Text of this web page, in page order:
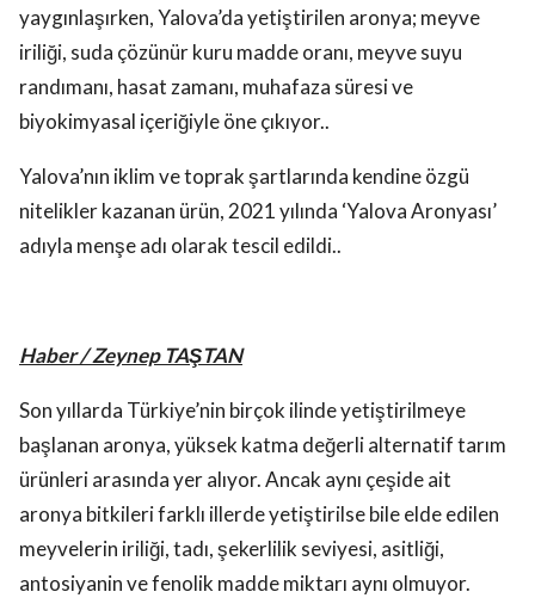
yaygınlaşırken, Yalova’da yetiştirilen aronya; meyve
iriliği, suda çözünür kuru madde oranı, meyve suyu
randımanı, hasat zamanı, muhafaza süresi ve
biyokimyasal içeriğiyle öne çıkıyor..
Yalova’nın iklim ve toprak şartlarında kendine özgü
nitelikler kazanan ürün, 2021 yılında ‘Yalova Aronyası’
adıyla menşe adı olarak tescil edildi..
Haber / Zeynep TAŞTAN
Son yıllarda Türkiye’nin birçok ilinde yetiştirilmeye
başlanan aronya, yüksek katma değerli alternatif tarım
ürünleri arasında yer alıyor. Ancak aynı çeşide ait
aronya bitkileri farklı illerde yetiştirilse bile elde edilen
meyvelerin iriliği, tadı, şekerlilik seviyesi, asitliği,
antosiyanin ve fenolik madde miktarı aynı olmuyor.